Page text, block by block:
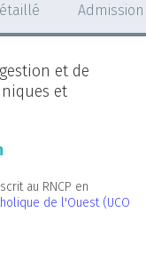
Admission
et de
et
au RNCP en
de l'Ouest (UCO